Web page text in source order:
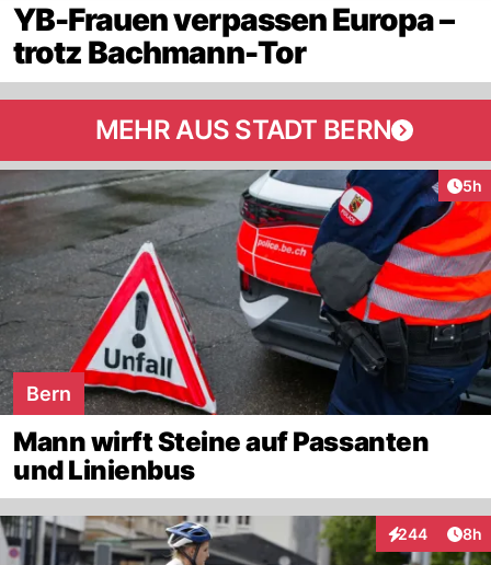
YB-Frauen verpassen Europa –
trotz Bachmann-Tor
MEHR AUS STADT BERN
5h
Bern
Mann wirft Steine auf Passanten
und Linienbus
244
Interaktionen
8h